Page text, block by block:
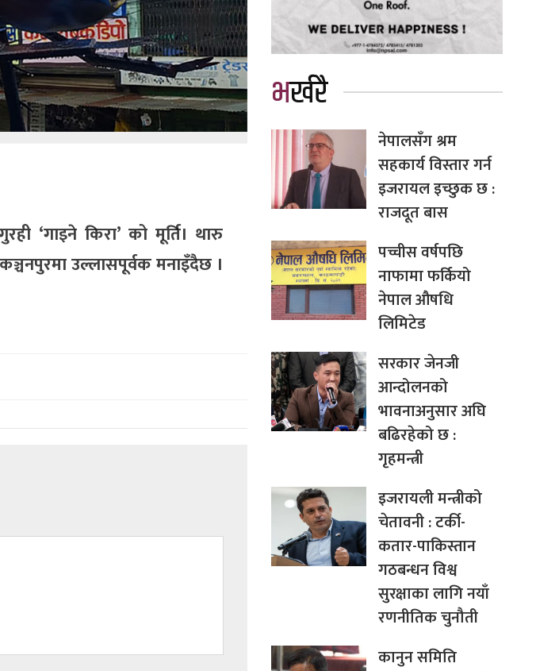
‘गाइने किरा’ को मूर्ति। थारु
उल्लासपूर्वक मनाइँदैछ ।
भर्खरै
नेपालसँग श्रम
सहकार्य विस्तार गर्न
इजरायल इच्छुक छ :
राजदूत बास
पच्चीस वर्षपछि
नाफामा फर्कियो
नेपाल औषधि
लिमिटेड
सरकार जेनजी
आन्दोलनको
भावनाअनुसार अघि
बढिरहेको छ :
गृहमन्त्री
इजरायली मन्त्रीको
चेतावनी : टर्की-
कतार-पाकिस्तान
गठबन्धन विश्व
सुरक्षाका लागि नयाँ
रणनीतिक चुनौती
कानुन समिति